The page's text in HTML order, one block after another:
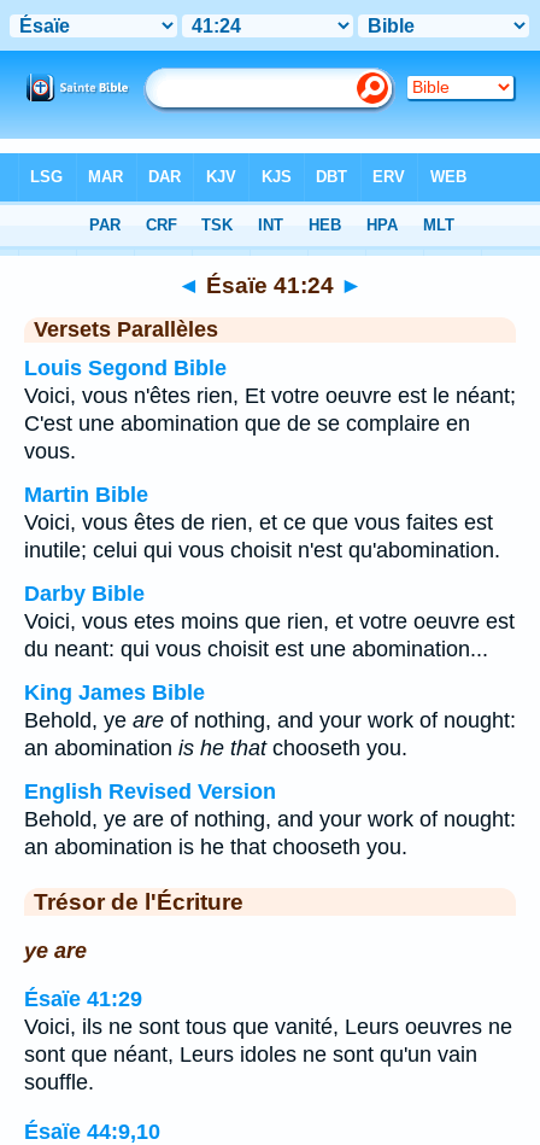
Chapitre 41> Verset 24
◄ Ésaïe 41:24 ►
Versets Parallèles
Louis Segond Bible
Voici, vous n'êtes rien, Et votre oeuvre est le néant;
C'est une abomination que de se complaire en
vous.
Martin Bible
Voici, vous êtes de rien, et ce que vous faites est
inutile; celui qui vous choisit n'est qu'abomination.
Darby Bible
Voici, vous etes moins que rien, et votre oeuvre est
du neant: qui vous choisit est une abomination...
King James Bible
Behold, ye are of nothing, and your work of nought:
an abomination is he thatchooseth you.
English Revised Version
Behold, ye are of nothing, and your work of nought:
an abomination is he that chooseth you.
Trésor de l'Écriture
ye are
Ésaïe 41:29
Voici, ils ne sont tous que vanité, Leurs oeuvres ne
sont que néant, Leurs idoles ne sont qu'un vain
souffle.
Ésaïe 44:9,10